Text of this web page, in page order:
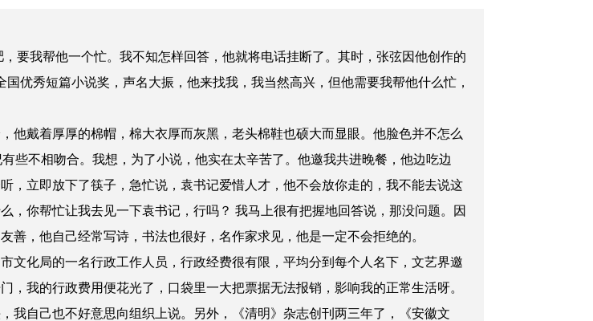
我帮他一个忙。我不知怎样回答，他就将电话挂断了。其时，张弦因他创作的
优秀短篇小说奖，声名大振，他来找我，我当然高兴，但他需要我帮他什么忙，
戴着厚厚的棉帽，棉大衣厚而灰黑，老头棉鞋也硕大而显眼。他脸色并不怎么
些不相吻合。我想，为了小说，他实在太辛苦了。他邀我共进晚餐，他边吃边
，立即放下了筷子，急忙说，袁书记爱惜人才，他不会放你走的，我不能去说这
，你帮忙让我去见一下袁书记，行吗？ 我马上很有把握地回答说，那没问题。因
善，他自己经常写诗，书法也很好，名作家求见，他是一定不会拒绝的。
化局的一名行政工作人员，行政经费很有限，平均分到每个人名下，文艺界邀
，我的行政费用便花光了，口袋里一大把票据无法报销，影响我的正常生活呀。
我自己也不好意思向组织上说。另外，《清明》杂志创刊两三年了，《安徽文